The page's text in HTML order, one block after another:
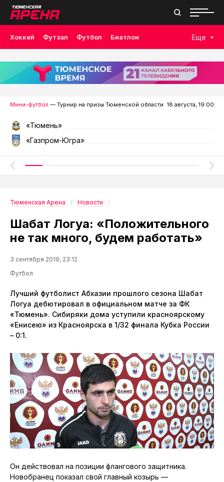
Хоккей Футзал Футбол Биатлон
Лыжные гонки Волейбол Плавание Дзюдо
Скалолазание Велоспорт Бокс
Еще
Мини-футбол — Турнир на призы Тюменской области 18 августа, 19:00
«Тюмень»
«Газпром-Югра»
Тюменская Арена Новости
Шабат Логуа: «Положительного
не так много, будем работать»
3 сентября 2019, 23:12
Футбол
Лучший футболист Абхазии прошлого сезона Шабат
Логуа дебютировал в официальном матче за ФК
«Тюмень». Сибиряки дома уступили красноярскому
«Енисею» из Красноярска в 1/32 финала Кубка России
– 0:1.
Он действовал на позиции флангового защитника.
Новобранец показал свой главный козырь —